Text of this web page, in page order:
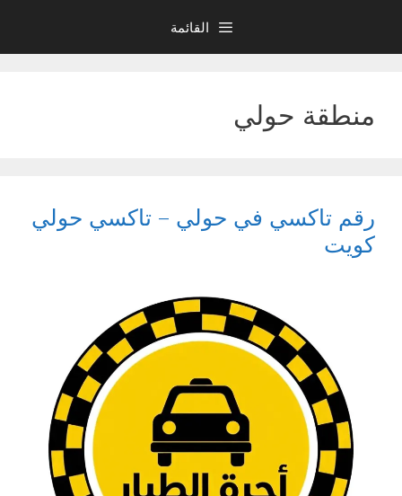
المحتوى
القائمة
منطقة حولي
رقم تاكسي في حولي – تاكسي حولي
كويت